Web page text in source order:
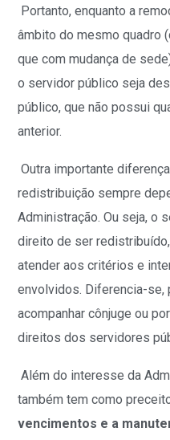
Portanto, enquanto a
âmbito do mesmo quadro
que com mudança de
o servidor público seja
público, que não possui
anterior.
Outra importante
redistribuição sempre
Administração. Ou seja, o
direito de ser
atender aos critérios e
envolvidos. Diferencia-se,
acompanhar cônjuge ou
direitos dos servidores
Além do interesse da
também tem como
vencimentos e a